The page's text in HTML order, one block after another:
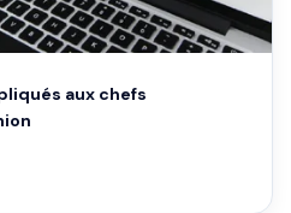
aux chefs